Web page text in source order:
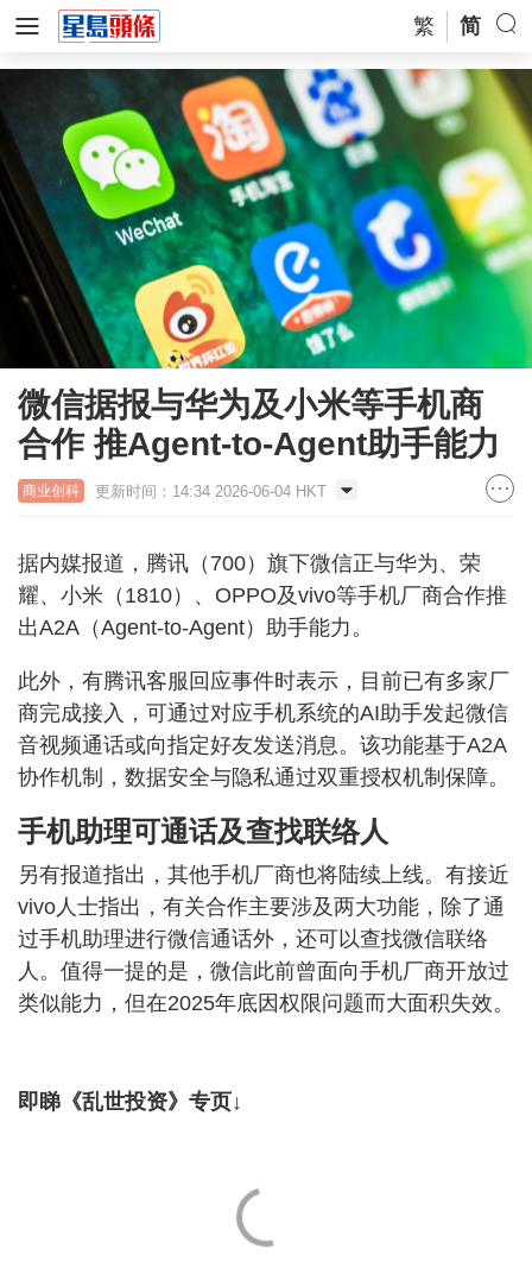
繁 简
微信据报与华为及小米等手机商
合作 推Agent-to-Agent助手能力
商业创科 更新时间：14:34 2026-06-04 HKT
据内媒报道，腾讯（700）旗下微信正与华为、荣
耀、小米（1810）、OPPO及vivo等手机厂商合作推
出A2A（Agent-to-Agent）助手能力。
此外，有腾讯客服回应事件时表示，目前已有多家厂
商完成接入，可通过对应手机系统的AI助手发起微信
音视频通话或向指定好友发送消息。该功能基于A2A
协作机制，数据安全与隐私通过双重授权机制保障。
手机助理可通话及查找联络人
另有报道指出，其他手机厂商也将陆续上线。有接近
vivo人士指出，有关合作主要涉及两大功能，除了通
过手机助理进行微信通话外，还可以查找微信联络
人。值得一提的是，微信此前曾面向手机厂商开放过
类似能力，但在2025年底因权限问题而大面积失效。
即睇《乱世投资》专页↓